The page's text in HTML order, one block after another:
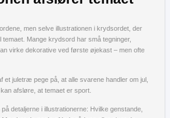
men selve illustrationen i krydsordet, der
Mange krydsord har små tegninger,
virke dekorative ved første øjekast – men ofte
et juletræ pege på, at alle svarene handler om jul,
afsløre, at temaet er sport.
detaljerne i illustrationerne: Hvilke genstande,